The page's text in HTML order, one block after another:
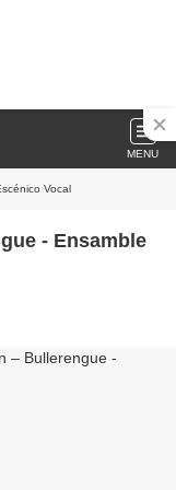
MENU
Vocal
- Ensamble